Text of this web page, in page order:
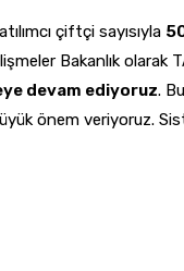
çiftçi sayısıyla
Bakanlık olarak
devam ediyoruz.
önem veriyoruz.